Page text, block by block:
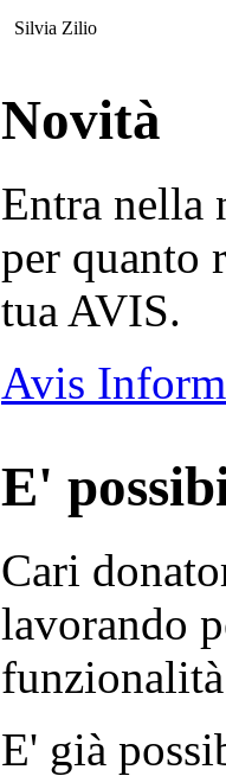
Silvia Zilio
Novità
Entra nella
per quanto
tua AVIS.
Avis
E'
Cari
lavorando
E' già